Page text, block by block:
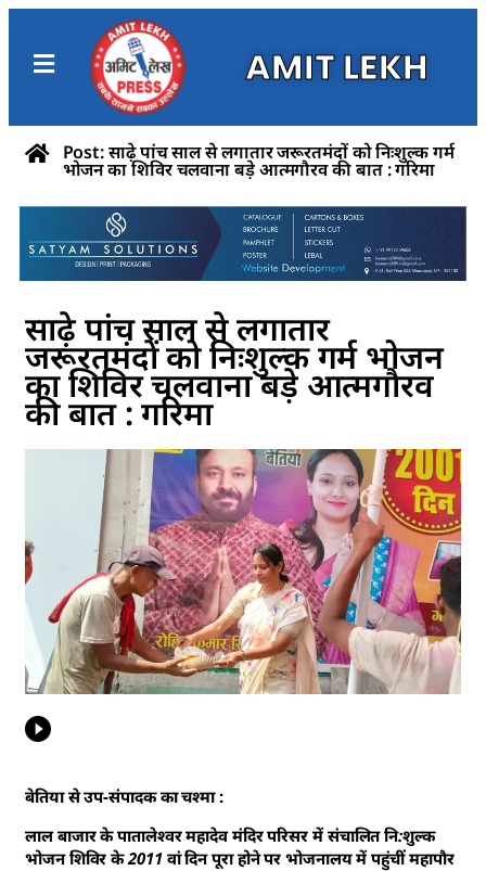
AMIT LEKH
Post: साढ़े पांच साल से लगातार जरूरतमंदों को निःशुल्क गर्म
भोजन का शिविर चलवाना बड़े आत्मगौरव की बात : गरिमा
साढ़े पांच साल से लगातार
जरूरतमंदों को निःशुल्क गर्म भोजन
का शिविर चलवाना बड़े आत्मगौरव
की बात : गरिमा
बेतिया से उप-संपादक का चश्मा :
लाल बाजार के पातालेश्वर महादेव मंदिर परिसर में संचालित नि:शुल्क
भोजन शिविर के 2011 वां दिन पूरा होने पर भोजनालय में पहुंचीं महापौर